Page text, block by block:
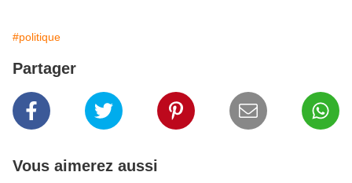
#politique
Partager
Vous aimerez aussi